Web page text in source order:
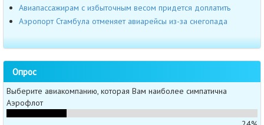
Авиапассажирам с избыточным весом придется доплатить
Аэропорт Стамбула отменяет авиарейсы из-за снегопада
Опрос
Выберите авиакомпанию, которая Вам наиболее симпатична
Аэрофлот